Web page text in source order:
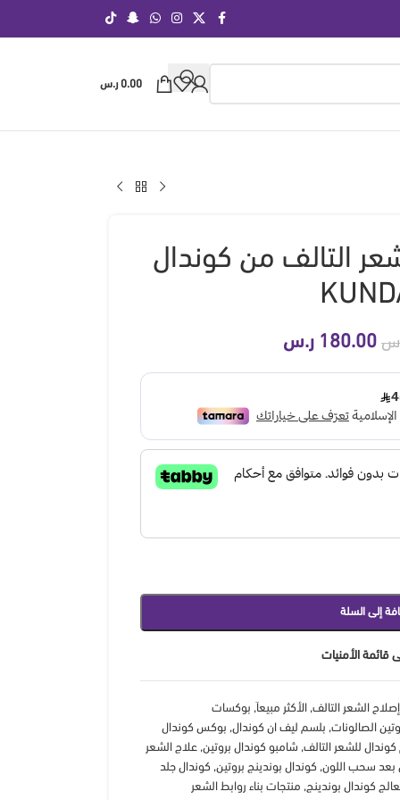
0.00 ر.س
التالف من كوندال
180.00 ر.س
إلى السلة
قائمة الأمنيات
إصلاح الشعر التالف, الأكثر مبيعاَ, بوكسات
الصالونات, بلسم ليف ان كوندال, بوكس كوندال
للشعر التالف, شامبو كوندال بروتين, علاج الشعر
بعد سحب اللون, كوندال بوندينج بروتين, كوندال جلد
كوندال بوندينج, منتجات بناء روابط الشعر